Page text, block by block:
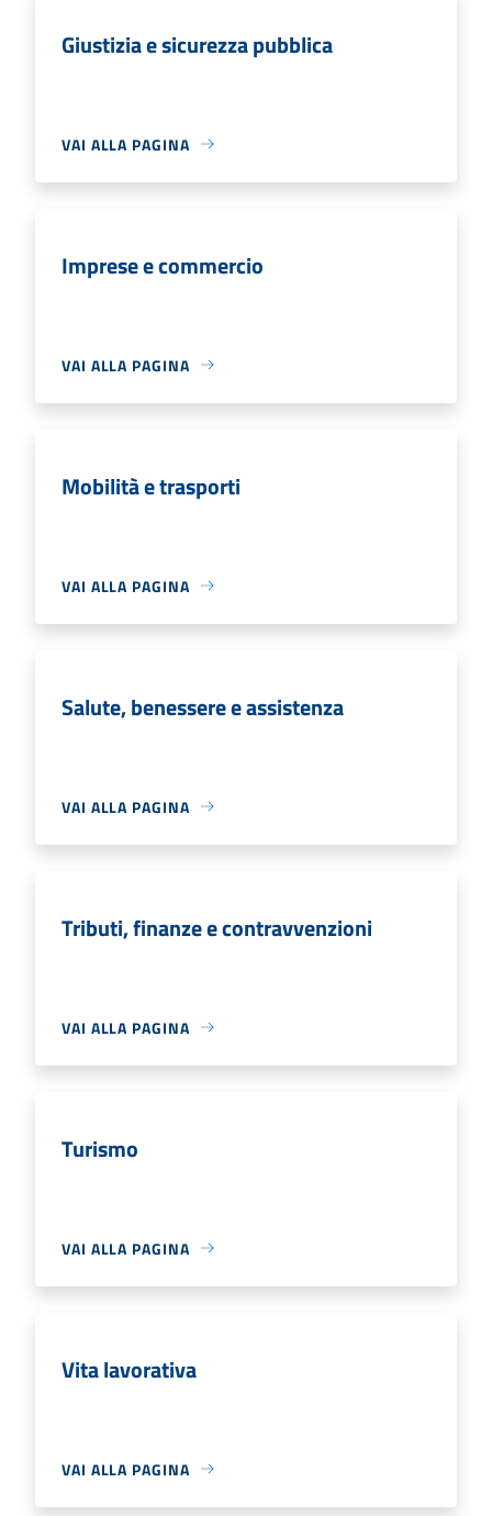
Giustizia e sicurezza pubblica
VAI ALLA PAGINA
Imprese e commercio
VAI ALLA PAGINA
Mobilità e trasporti
VAI ALLA PAGINA
Salute, benessere e assistenza
VAI ALLA PAGINA
Tributi, finanze e contravvenzioni
VAI ALLA PAGINA
Turismo
VAI ALLA PAGINA
Vita lavorativa
VAI ALLA PAGINA